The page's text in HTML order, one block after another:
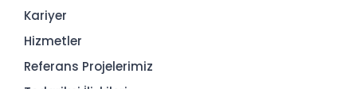
Kariyer
Hizmetler
Referans Projelerimiz